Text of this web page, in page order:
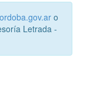
o
Letrada -